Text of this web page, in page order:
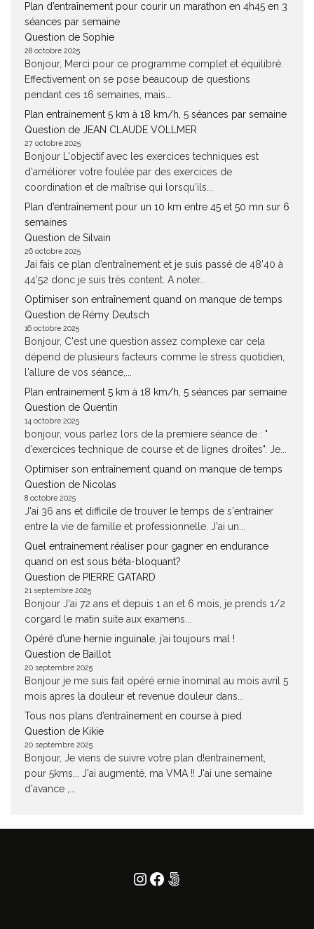
Plan d’entraînement pour courir un marathon en 4h45 en 3
séances par semaine
Question de Sophie
28 octobre 2025
Bonjour, Merci pour ce programme complet et équilibré.
Effectivement on se pose beaucoup de questions
pendant ces 16 semaines, mais...
Plan entrainement 5 km à 18 km/h, 5 séances par semaine
Question de JEAN CLAUDE VOLLMER
27 octobre 2025
Bonjour L'objectif avec les exercices techniques est
d'améliorer votre foulée par des exercices de
coordination et de maîtrise qui lorsqu'ils...
Plan d’entraînement pour un 10 km entre 45 et 50 mn sur 6
semaines
Question de Silvain
26 octobre 2025
J’ai fais ce plan d’entraînement et je suis passé de 48’40 à
44’52 donc je suis très content. A noter...
Optimiser son entraînement quand on manque de temps
Question de Rémy Deutsch
16 octobre 2025
Bonjour, C'est une question assez complexe car cela
dépend de plusieurs facteurs comme le stress quotidien,
l'allure de vos séance,...
Plan entrainement 5 km à 18 km/h, 5 séances par semaine
Question de Quentin
14 octobre 2025
bonjour, vous parlez lors de la premiere séance de : "
d’exercices technique de course et de lignes droites". Je...
Optimiser son entraînement quand on manque de temps
Question de Nicolas
8 octobre 2025
J'ai 36 ans et difficile de trouver le temps de s'entrainer
entre la vie de famille et professionnelle. J'ai un...
Quel entrainement réaliser pour gagner en endurance
quand on est sous béta-bloquant?
Question de PIERRE GATARD
21 septembre 2025
Bonjour J'ai 72 ans et depuis 1 an et 6 mois, je prends 1/2
corgard le matin suite aux examens...
Opéré d’une hernie inguinale, j’ai toujours mal !
Question de Baillot
20 septembre 2025
Bonjour je me suis fait opéré ernie înominal au mois avril 5
mois apres la douleur et revenue douleur dans...
Tous nos plans d’entraînement en course à pied
Question de Kikie
20 septembre 2025
Bonjour, Je viens de suivre votre plan d!entrainement,
pour 5kms... J'ai augmenté, ma VMA !! J'ai une semaine
d'avance ,...
Instagram
Facebook
500px